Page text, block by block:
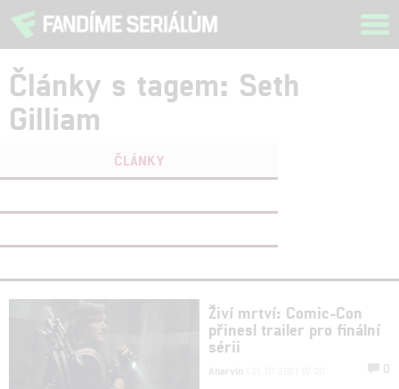
Články s tagem: Seth
Gilliam
ČLÁNKY
Živí mrtví: Comic-Con
přinesl trailer pro finální
sérii
Anarvin 0